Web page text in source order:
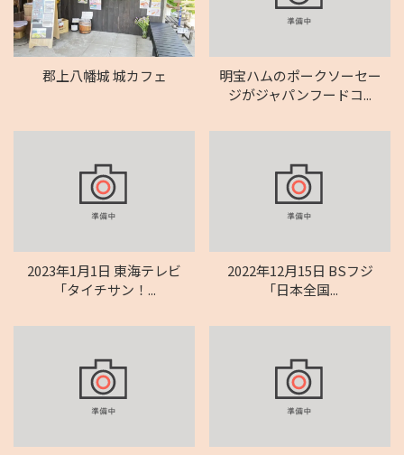
郡上八幡城 城カフェ
明宝ハムのポークソーセー
ジがジャパンフードコ...
2023年1月1日 東海テレビ
「タイチサン！...
2022年12月15日 BSフジ
「日本全国...